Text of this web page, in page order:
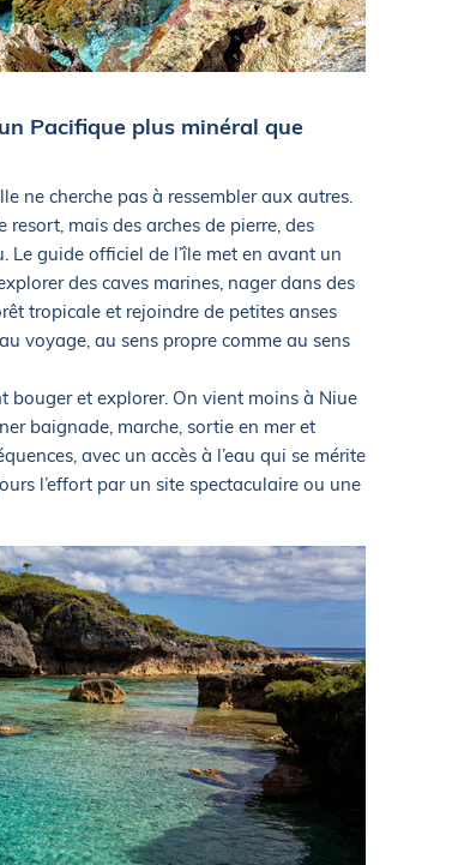
Pacifique plus minéral que
ne cherche pas à ressembler aux autres.
mais des arches de pierre, des
Le guide officiel de l’île met en avant un
des caves marines, nager dans des
tropicale et rejoindre de petites anses
voyage, au sens propre comme au sens
et explorer. On vient moins à Niue
baignade, marche, sortie en mer et
avec un accès à l’eau qui se mérite
l’effort par un site spectaculaire ou une